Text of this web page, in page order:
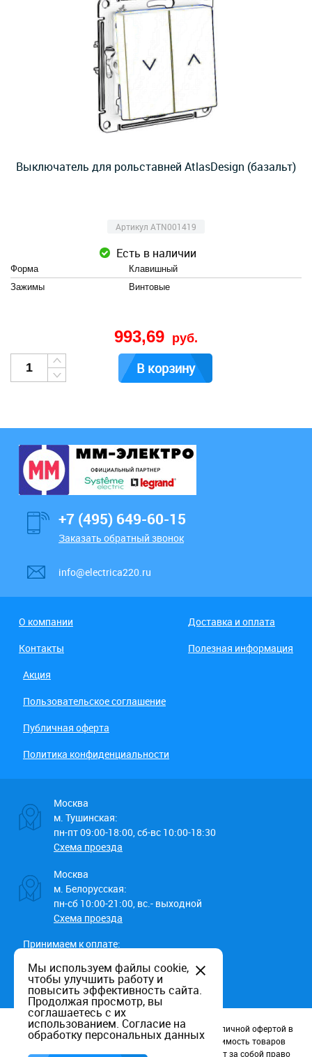
Выключатель для рольставней AtlasDesign (базальт)
Артикул ATN001419
Есть в наличии
Форма
Клавишный
Зажимы
Винтовые
993,69 руб.
В корзину
+7 (495) 649-60-15
Заказать обратный звонок
info@electrica220.ru
О компании
Доставка и оплата
Контакты
Полезная информация
Акция
Пользовательское соглашение
Публичная оферта
Политика конфиденциальности
Москва
м. Тушинская:
пн-пт 09:00-18:00, сб-вс 10:00-18:30
Схема проезда
Москва
м. Белорусская:
пн-сб 10:00-21:00, вс.- выходной
Схема проезда
Принимаем к оплате:
Данный информационный ресурс не является публичной офертой в
соотв. со статьей 437 (п.2) ГК РФ. Наличие и стоимость товаров
уточняйте по телефону. Производители оставляют за собой право
Мы используем файлы cookie,
чтобы улучшить работу и
повысить эффективность сайта.
Продолжая просмотр, вы
соглашаетесь с их
использованием. Согласие на
обработку персональных данных